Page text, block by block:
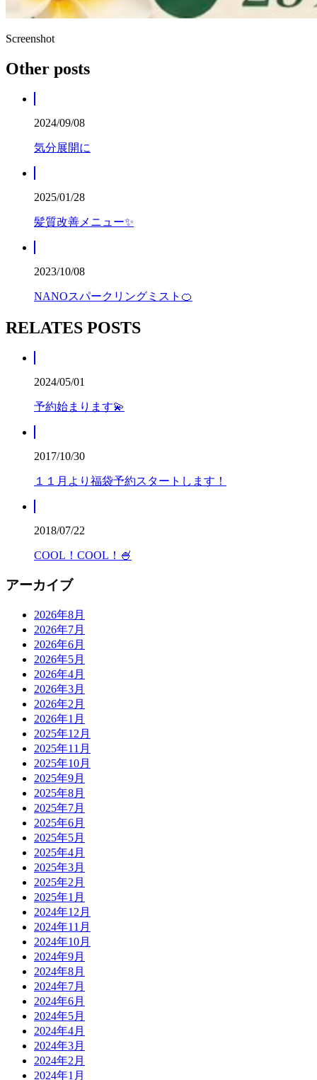
Screenshot
Other posts
2024/09/08
気分展開に
2025/01/28
髪質改善メニュー✨
2023/10/08
NANOスパークリングミスト🍊
RELATES POSTS
2024/05/01
予約始まります💫
2017/10/30
１１月より福袋予約スタートします！
2018/07/22
COOL！COOL！🍧
アーカイブ
2026年8月
2026年7月
2026年6月
2026年5月
2026年4月
2026年3月
2026年2月
2026年1月
2025年12月
2025年11月
2025年10月
2025年9月
2025年8月
2025年7月
2025年6月
2025年5月
2025年4月
2025年3月
2025年2月
2025年1月
2024年12月
2024年11月
2024年10月
2024年9月
2024年8月
2024年7月
2024年6月
2024年5月
2024年4月
2024年3月
2024年2月
2024年1月